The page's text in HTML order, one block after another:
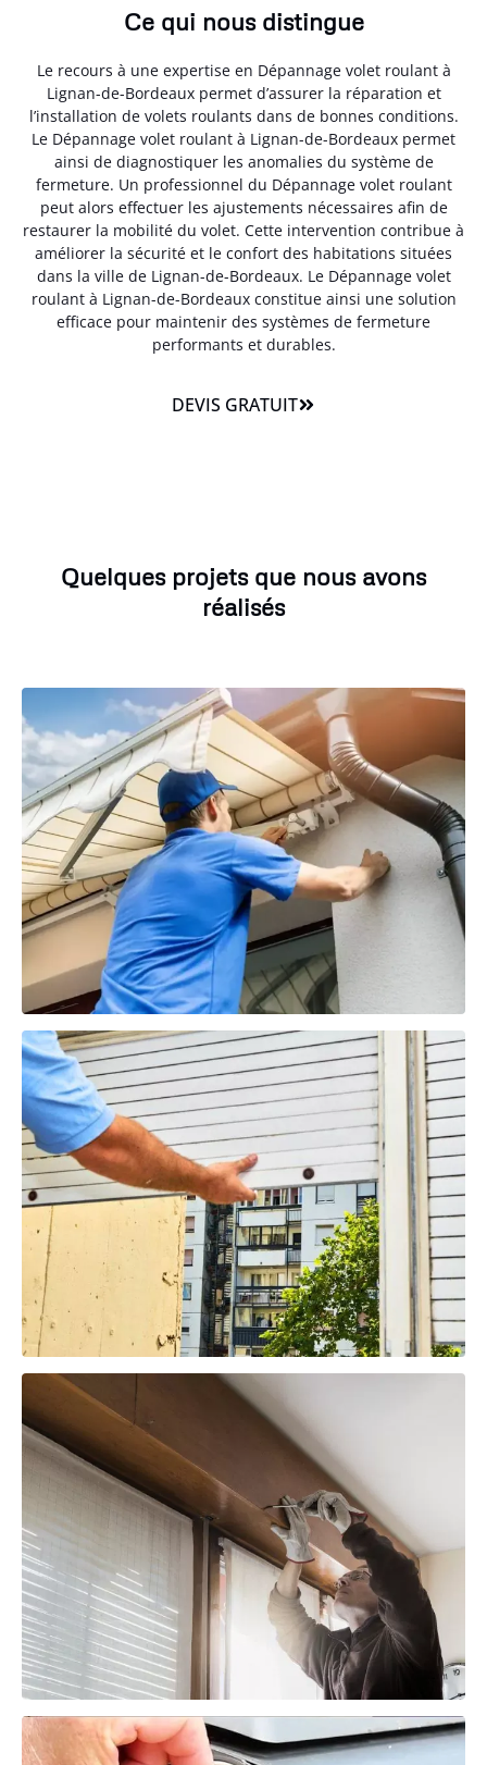
Ce qui nous distingue
Le recours à une expertise en Dépannage volet roulant à
Lignan-de-Bordeaux permet d’assurer la réparation et
l’installation de volets roulants dans de bonnes conditions.
Le Dépannage volet roulant à Lignan-de-Bordeaux permet
ainsi de diagnostiquer les anomalies du système de
fermeture. Un professionnel du Dépannage volet roulant
peut alors effectuer les ajustements nécessaires afin de
restaurer la mobilité du volet. Cette intervention contribue à
améliorer la sécurité et le confort des habitations situées
dans la ville de Lignan-de-Bordeaux. Le Dépannage volet
roulant à Lignan-de-Bordeaux constitue ainsi une solution
efficace pour maintenir des systèmes de fermeture
performants et durables.
DEVIS GRATUIT
Quelques projets que nous avons
réalisés